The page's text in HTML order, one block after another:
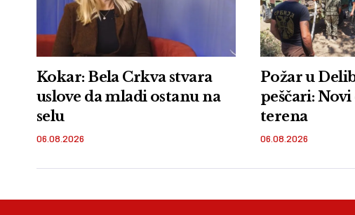
Kokar: Bela Crkva stvara
uslove da mladi ostanu na
selu
06.08.2026
Požar u
peščari: Novi
terena
06.08.2026